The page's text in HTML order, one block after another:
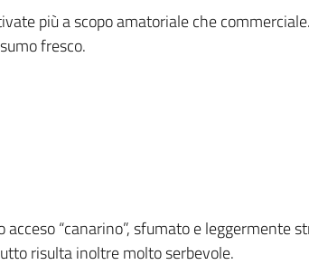
più a scopo amatoriale che
fresco.
“canarino”, sfumato e leggermente
risulta inoltre molto serbevole.